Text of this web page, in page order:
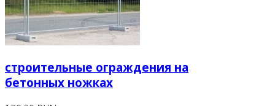
строительные ограждения на
бетонных ножках